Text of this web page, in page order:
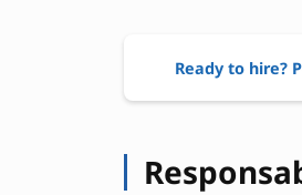
Ready to hire?